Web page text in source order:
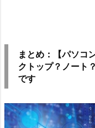
まとめ：【パソコ
クトップ？ノート
です